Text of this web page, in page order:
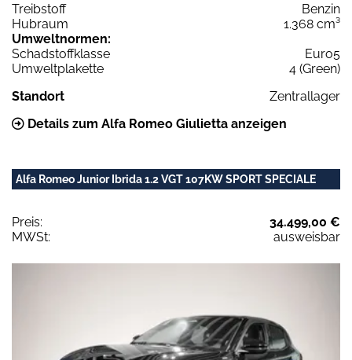
Treibstoff
Benzin
Hubraum
1.368 cm³
Umweltnormen:
Schadstoffklasse
Euro5
Umweltplakette
4 (Green)
Standort
Zentrallager
Details zum Alfa Romeo Giulietta anzeigen
Alfa Romeo Junior Ibrida 1.2 VGT 107KW SPORT SPECIALE
Preis:
34.499,00 €
MWSt:
ausweisbar